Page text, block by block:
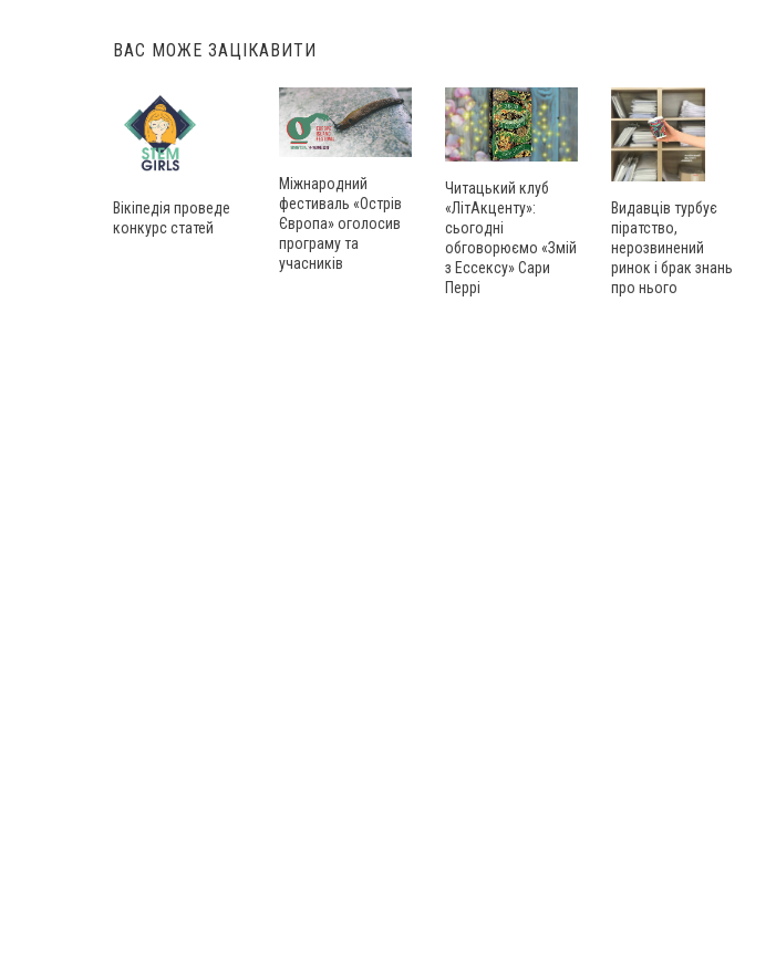
ВАС МОЖЕ ЗАЦІКАВИТИ
Вікіпедія проведе
конкурс статей
Міжнародний
фестиваль «Острів
Європа» оголосив
програму та
учасників
Читацький клуб
«ЛітАкценту»:
сьогодні
обговорюємо «Змій
з Ессексу» Сари
Перрі
Видавців турбує
піратство,
нерозвинений
ринок і брак знань
про нього